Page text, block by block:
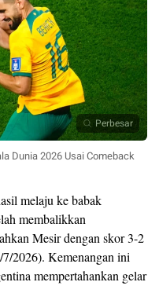
Perbesar
Dunia 2026 Usai Comeback
melaju ke babak
membalikkan
Mesir dengan skor 3-2
7/2026). Kemenangan ini
mempertahankan gelar